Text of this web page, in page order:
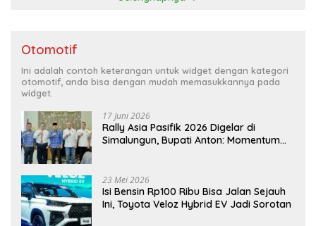
Otomotif
Ini adalah contoh keterangan untuk widget dengan kategori
otomotif, anda bisa dengan mudah memasukkannya pada
widget.
17 Juni 2026
Rally Asia Pasifik 2026 Digelar di
Simalungun, Bupati Anton: Momentum
23 Mei 2026
Isi Bensin Rp100 Ribu Bisa Jalan Sejauh
Ini, Toyota Veloz Hybrid EV Jadi Sorotan